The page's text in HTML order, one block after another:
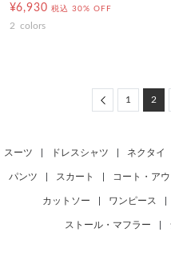
¥6,930 税込 30% OFF
2 colors
Previous
1 2
スーツ ドレスシャツ ネクタイ
パンツ スカート コート・ア
カットソー ワンピース
ストール・マフラー